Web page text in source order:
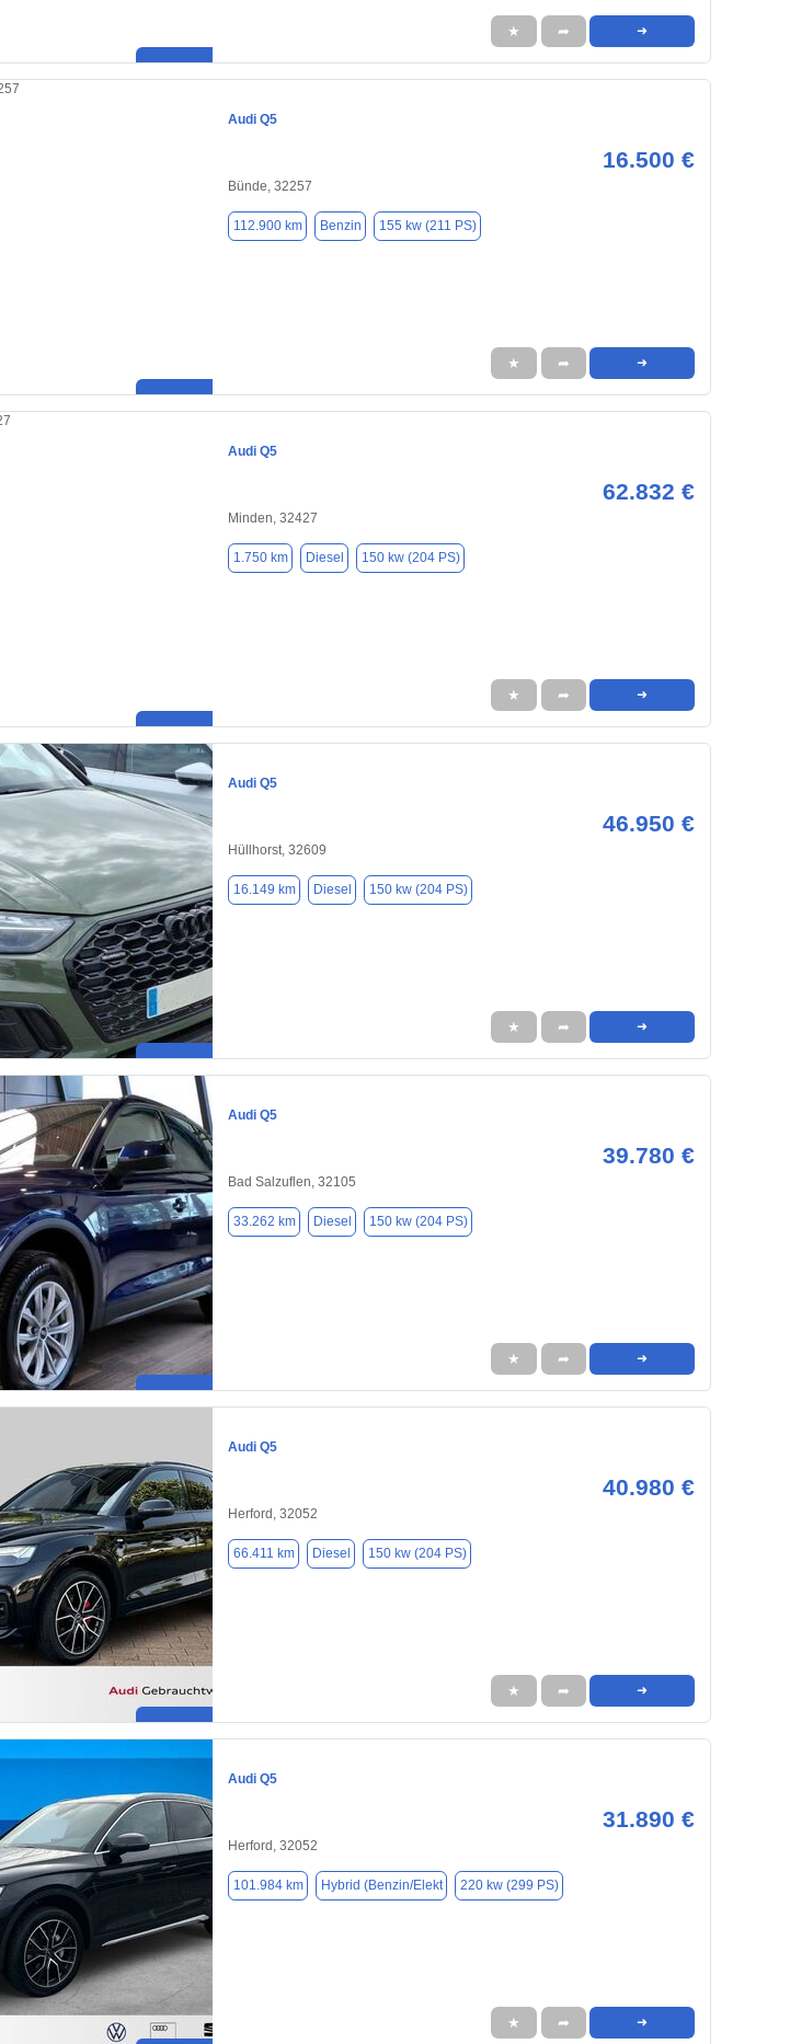
★ ➦ ➜
Audi Q5
16.500 €
Bünde, 32257
112.900 km Benzin 155 kw (211 PS)
★ ➦ ➜
Audi Q5
62.832 €
Minden, 32427
1.750 km Diesel 150 kw (204 PS)
★ ➦ ➜
Audi Q5
46.950 €
Hüllhorst, 32609
16.149 km Diesel 150 kw (204 PS)
★ ➦ ➜
Audi Q5
39.780 €
Bad Salzuflen, 32105
33.262 km Diesel 150 kw (204 PS)
★ ➦ ➜
Audi Q5
40.980 €
Herford, 32052
66.411 km Diesel 150 kw (204 PS)
★ ➦ ➜
Audi Q5
31.890 €
Herford, 32052
101.984 km Hybrid (Benzin/Elekt 220 kw (299 PS)
★ ➦ ➜